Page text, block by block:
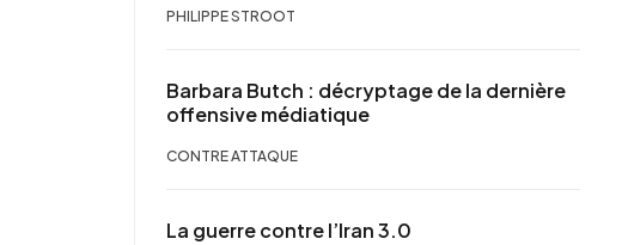
PHILIPPE STROOT
Barbara Butch : décryptage de la dernière
offensive médiatique
CONTRE ATTAQUE
La guerre contre l’Iran 3.0